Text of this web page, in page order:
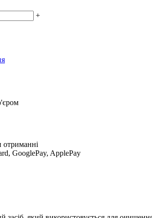
+
отриманні
GooglePay, ApplePay